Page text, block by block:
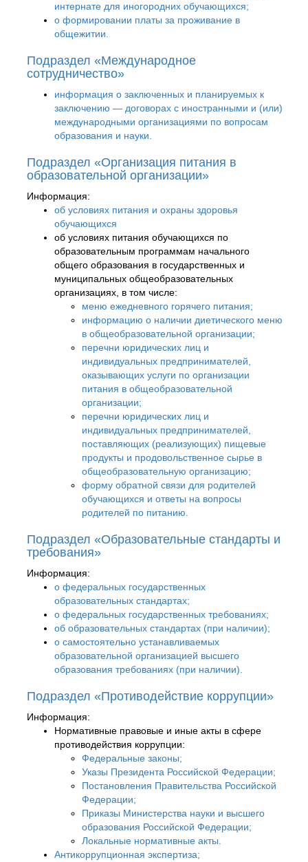
интернате для иногородних обучающихся;
о формировании платы за проживание в
общежитии.
Подраздел «Международное
сотрудничество»
информация о заключенных и планируемых к
заключению — договорах с иностранными и (или)
международными организациями по вопросам
образования и науки.
Подраздел «Организация питания в
образовательной организации»
Информация:
об условиях питания и охраны здоровья
обучающихся
об условиях питания обучающихся по
образовательным программам начального
общего образования в государственных и
муниципальных общеобразовательных
организациях, в том числе:
меню ежедневного горячего питания;
информацию о наличии диетического меню
в общеобразовательной организации;
перечни юридических лиц и
индивидуальных предпринимателей,
оказывающих услуги по организации
питания в общеобразовательной
организации;
перечни юридических лиц и
индивидуальных предпринимателей,
поставляющих (реализующих) пищевые
продукты и продовольственное сырье в
общеобразовательную организацию;
форму обратной связи для родителей
обучающихся и ответы на вопросы
родителей по питанию.
Подраздел «Образовательные стандарты и
требования»
Информация:
о федеральных государственных
образовательных стандартах;
о федеральных государственных требованиях;
об образовательных стандартах (при наличии);
о самостоятельно устанавливаемых
образовательной организацией высшего
образования требованиях (при наличии).
Подраздел «Противодействие коррупции»
Информация:
Нормативные правовые и иные акты в сфере
противодействия коррупции:
Федеральные законы;
Указы Президента Российской Федерации;
Постановления Правительства Российской
Федерации;
Приказы Министерства науки и высшего
образования Российской Федерации;
Локальные нормативные акты.
Антикоррупционная экспертиза;